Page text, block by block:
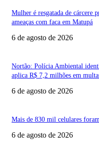
Mulher é resgatada de cárcere
ameaças com faca em Matupá
6 de agosto de 2026
Nortão: Polícia Ambiental
aplica R$ 7,2 milhões em
6 de agosto de 2026
Mais de 830 mil celulares
6 de agosto de 2026